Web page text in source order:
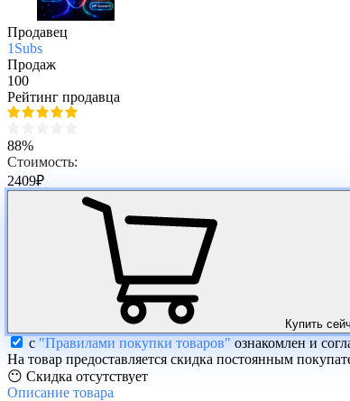
Продавец
1Subs
Продаж
100
Рейтинг продавца
88%
Стоимость:
2409₽
Купить
с "Правилами покупки товаров" ознакомлен и
На товар предоставляется скидка постоянным
😶 Скидка отсутствует
Описание товара